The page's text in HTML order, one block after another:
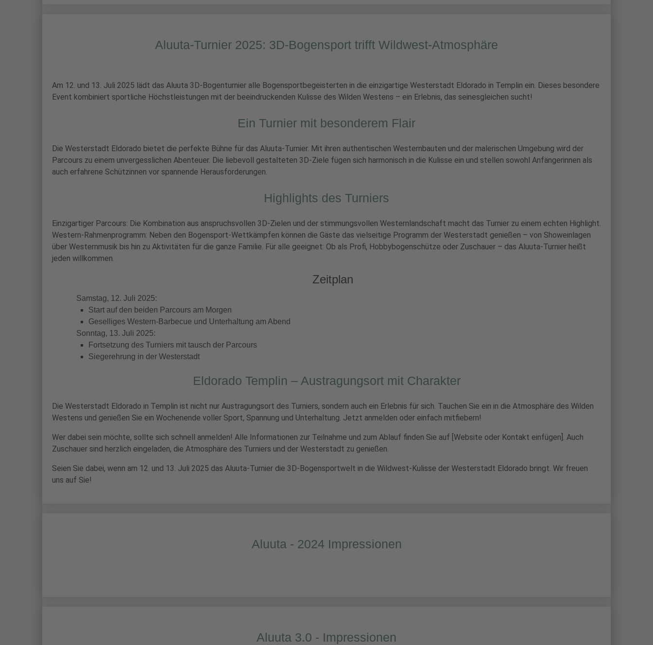
Aluuta-Turnier 2025: 3D-Bogensport trifft Wildwest-Atmosphäre
Am 12. und 13. Juli 2025 lädt das Aluuta 3D-Bogenturnier alle Bogensportbegeisterten in die einzigartige Westerstadt Eldorado in Templin ein. Dieses besondere
Event kombiniert sportliche Höchstleistungen mit der beeindruckenden Kulisse des Wilden Westens – ein Erlebnis, das seinesgleichen sucht!
Ein Turnier mit besonderem Flair
Die Westerstadt Eldorado bietet die perfekte Bühne für das Aluuta-Turnier. Mit ihren authentischen Westernbauten und der malerischen Umgebung wird der
Parcours zu einem unvergesslichen Abenteuer. Die liebevoll gestalteten 3D-Ziele fügen sich harmonisch in die Kulisse ein und stellen sowohl Anfängerinnen als
auch erfahrene Schützinnen vor spannende Herausforderungen.
Highlights des Turniers
Einzigartiger Parcours: Die Kombination aus anspruchsvollen 3D-Zielen und der stimmungsvollen Westernlandschaft macht das Turnier zu einem echten Highlight.
Western-Rahmenprogramm: Neben den Bogensport-Wettkämpfen können die Gäste das vielseitige Programm der Westerstadt genießen – von Showeinlagen
über Westernmusik bis hin zu Aktivitäten für die ganze Familie. Für alle geeignet: Ob als Profi, Hobbybogenschütze oder Zuschauer – das Aluuta-Turnier heißt
jeden willkommen.
Zeitplan
Samstag, 12. Juli 2025:
Start auf den beiden Parcours am Morgen
Geselliges Western-Barbecue und Unterhaltung am Abend
Sonntag, 13. Juli 2025:
Fortsetzung des Turniers mit tausch der Parcours
Siegerehrung in der Westerstadt
Eldorado Templin – Austragungsort mit Charakter
Die Westerstadt Eldorado in Templin ist nicht nur Austragungsort des Turniers, sondern auch ein Erlebnis für sich. Tauchen Sie ein in die Atmosphäre des Wilden
Westens und genießen Sie ein Wochenende voller Sport, Spannung und Unterhaltung. Jetzt anmelden oder einfach mitfiebern!
Wer dabei sein möchte, sollte sich schnell anmelden! Alle Informationen zur Teilnahme und zum Ablauf finden Sie auf [Website oder Kontakt einfügen]. Auch
Zuschauer sind herzlich eingeladen, die Atmosphäre des Turniers und der Westerstadt zu genießen.
Seien Sie dabei, wenn am 12. und 13. Juli 2025 das Aluuta-Turnier die 3D-Bogensportwelt in die Wildwest-Kulisse der Westerstadt Eldorado bringt. Wir freuen
uns auf Sie!
Aluuta - 2024 Impressionen
Aluuta 3.0 - Impressionen